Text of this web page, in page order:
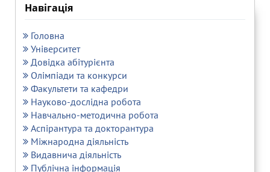
Навігація
Головна
Університет
Довідка абітурієнта
Олімпіади та конкурси
Факультети та кафедри
Науково-дослідна робота
Навчально-методична робота
Аспірантура та докторантура
Міжнародна діяльність
Видавнича діяльність
Публічна інформація